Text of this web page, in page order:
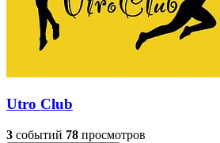
Utro Club
3 событий 78 просмотров